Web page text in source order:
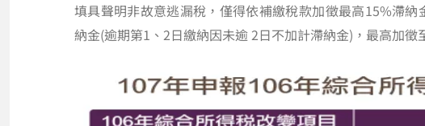
填具聲明非故意逃漏稅，僅得依補繳稅款加徵最高15%滯
納金(逾期第1、2日繳納因未逾 2日不加計滯納金)，最高加徵